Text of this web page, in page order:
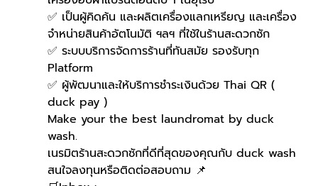
✅ เป็นผู้คิดค้น และผลิตเครื่องแลกเหรียญ และเครื่อง
จำหน่ายสินค้าอัตโนมัติ ฯลฯ ที่ใช้ในร้านสะดวกซัก
✅ ระบบบริการจัดการร้านที่ทันสมัย รองรับทุก
Platform
✅ ผู้พัฒนาและให้บริการชำระเงินด้วย Thai QR (
duck pay )
Make your the best laundromat by duck
wash.
เนรมิตร้านสะดวกซักที่ดีที่สุดของคุณกับ duck wash
สนใจลงทุนหรือติดต่อสอบถาม 📌